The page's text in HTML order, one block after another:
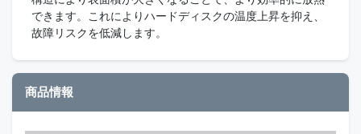
できます。これによりハードディスクの温度上昇を抑え、
故障リスクを低減します。
商品情報